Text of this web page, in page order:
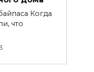
Когда
что